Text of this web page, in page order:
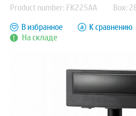
Product number: FK225AA Box:
На складе
В избранное К сравнению